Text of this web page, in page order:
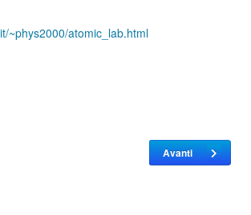
~phys2000/atomic_lab.html
Editoriale Articolo successivo:
Avanti